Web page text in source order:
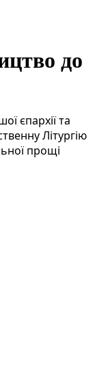
до
єпархії та
Літургію
прощі